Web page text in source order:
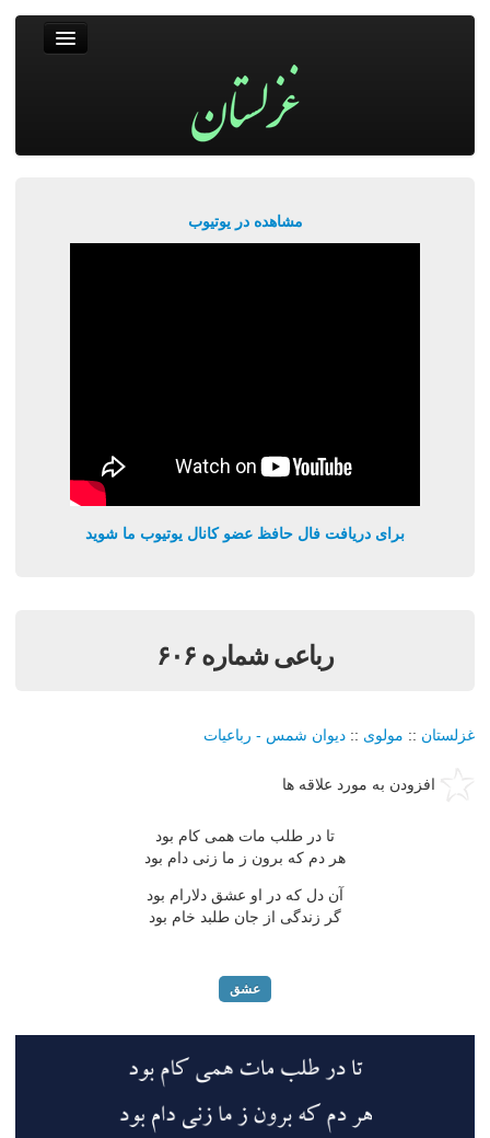
مشاهده در یوتیوب
برای دریافت فال حافظ عضو کانال یوتیوب ما شوید
رباعی شماره ۶۰۶
غزلستان :: مولوی :: دیوان شمس - رباعیات
افزودن به مورد علاقه ها
تا در طلب مات همی کام بود
هر دم که برون ز ما زنی دام بود
آن دل که در او عشق دلارام بود
گر زندگی از جان طلبد خام بود
عشق